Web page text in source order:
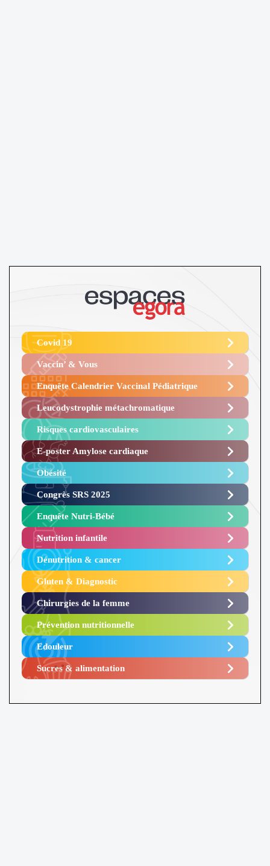
Covid 19
Vaccin’ & Vous
Enquête Calendrier Vaccinal Pédiatrique
Leucodystrophie métachromatique
Risques cardiovasculaires
E-poster Amylose cardiaque ​
Obésité ​
Congrès SRS 2025 ​
Enquête Nutri-Bébé ​
Nutrition infantile
Dénutrition & cancer
Gluten & Diagnostic
Chirurgies de la femme
Prévention nutritionnelle
Edouleur​
Sucres & alimentation​